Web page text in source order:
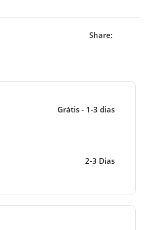
Share:
Grátis - 1-3 dias
2-3 Dias